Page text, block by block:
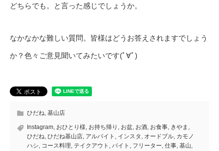
どちらでも。と言った感じでしょうか。
なかなかな難しい質問。皆様はどうお答えされますでしょう
か？色々ご意見聞いてみたいです(ﾟ∀ﾟ)
ひだね, 基山店
Instagram, おひとり様, お持ち帰り , お盆, お酒, お食事, きやま ,
ひだね, ひだね基山店, アルバイト , インスタ , オードブル, カモノ
ハシ, コース料理, テイクアウト , バイト , フリーター, 仕事, 基山,